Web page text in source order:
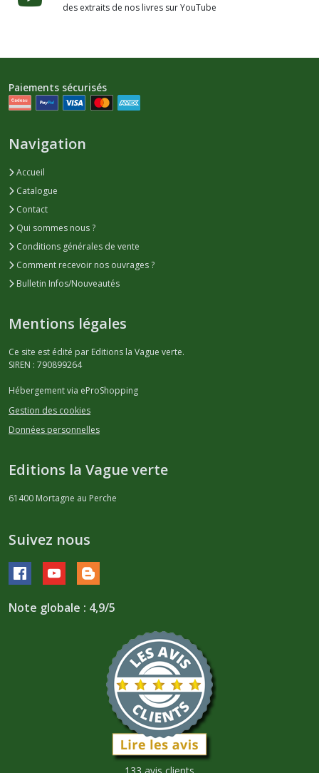
des extraits de nos livres sur YouTube
Paiements sécurisés
Navigation
Accueil
Catalogue
Contact
Qui sommes nous ?
Conditions générales de vente
Comment recevoir nos ouvrages ?
Bulletin Infos/Nouveautés
Mentions légales
Ce site est édité par Editions la Vague verte.
SIREN : 790899264
Hébergement via eProShopping
Gestion des cookies
Données personnelles
Editions la Vague verte
61400 Mortagne au Perche
Suivez nous
Note globale : 4,9/5